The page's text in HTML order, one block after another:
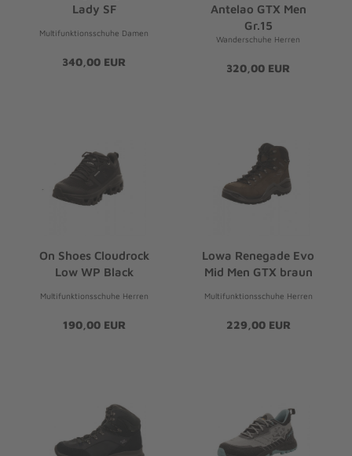
Lady SF
Multifunktionsschuhe Damen
340,00 EUR
Antelao GTX Men
Gr.15
Wanderschuhe Herren
320,00 EUR
On Shoes Cloudrock
Low WP Black
Multifunktionsschuhe Herren
190,00 EUR
Lowa Renegade Evo
Mid Men GTX braun
Multifunktionsschuhe Herren
229,00 EUR